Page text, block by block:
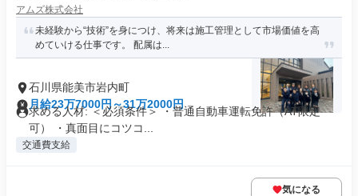
アムズ株式会社
未経験から“技術”を身につけ、将来は施工管理として市場価値を高
めていける仕事です。 配属は...
石川県能美市岩内町
月給23万7000円～31万2000円
求める人材: ＜必須条件＞ ・普通自動車運転免許（AT限定
可） ・真面目にコツコ...
交通費支給
気になる